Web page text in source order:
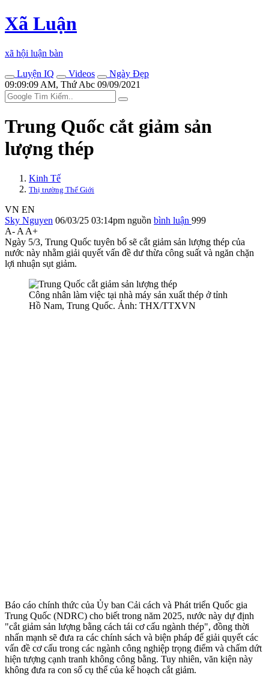
Xã Luận
xã hội luận bàn
Luyện IQ
Videos
Ngày Đẹp
09:09:09 AM, Thứ Abc 09/09/2021
Trung Quốc cắt giảm sản
lượng thép
Kinh Tế
Thị trường Thế Giới
VN EN
Sky Nguyen 06/03/25 03:14pm nguồn bình luận 999
A- A A+
Ngày 5/3, Trung Quốc tuyên bố sẽ cắt giảm sản lượng thép của
nước này nhằm giải quyết vấn đề dư thừa công suất và ngăn chặn
lợi nhuận sụt giảm.
Công nhân làm việc tại nhà máy sản xuất thép ở tỉnh
Hồ Nam, Trung Quốc. Ảnh: THX/TTXVN
Báo cáo chính thức của Ủy ban Cải cách và Phát triển Quốc gia
Trung Quốc (NDRC) cho biết trong năm 2025, nước này dự định
"cắt giảm sản lượng bằng cách tái cơ cấu ngành thép", đồng thời
nhấn mạnh sẽ đưa ra các chính sách và biện pháp để giải quyết các
vấn đề cơ cấu trong các ngành công nghiệp trọng điểm và chấm dứt
hiện tượng cạnh tranh không công bằng. Tuy nhiên, văn kiện này
không đưa ra con số cụ thể của kế hoạch cắt giảm.